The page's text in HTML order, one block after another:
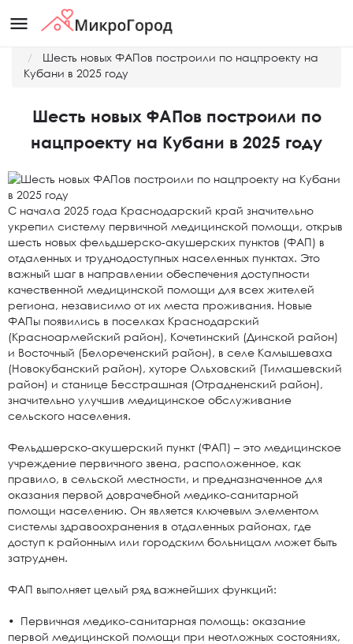
menu
Шесть новых ФАПов построили по нацпроекту на
Кубани в 2025 году
Шесть новых ФАПов построили по
нацпроекту на Кубани в 2025 году
С начала 2025 года Краснодарский край значительно
укрепил систему первичной медицинской помощи, открыв
шесть новых фельдшерско-акушерских пунктов (ФАП) в
отдаленных и труднодоступных населенных пунктах. Это
важный шаг в направлении обеспечения доступности
качественной медицинской помощи для всех жителей
региона, независимо от их места проживания. Новые
ФАПы появились в поселках Краснодарский
(Красноармейский район), Кочетинский (Динской район)
и Восточный (Белореченский район), в селе Камышеваха
(Новокубанский район), хуторе Ольховский (Тимашевский
район) и станице Бесстрашная (Отрадненский район),
значительно улучшив медицинское обслуживание
сельского населения.
Фельдшерско-акушерский пункт (ФАП) – это медицинское
учреждение первичного звена, расположенное, как
правило, в сельской местности, и предназначенное для
оказания первой доврачебной медико-санитарной
помощи населению. Он является ключевым элементом
системы здравоохранения в отдаленных районах, где
доступ к районным или городским больницам может быть
затруднен.
ФАП выполняет целый ряд важнейших функций:
• Первичная медико-санитарная помощь: оказание
первой медицинской помощи при неотложных состояниях,